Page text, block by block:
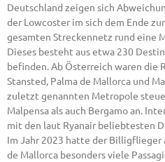
Deutschland zeigen sich
der Lowcoster im sich dem Ende
gesamten Streckennetz rund eine
Dieses besteht aus etwa 230
befinden. Ab Österreich waren die
Stansted, Palma de Mallorca und
zuletzt genannten Metropole
Malpensa als auch Bergamo an.
mit den laut Ryanair beliebtesten
Im Jahr 2023 hatte der Billigflieger
de Mallorca besonders viele